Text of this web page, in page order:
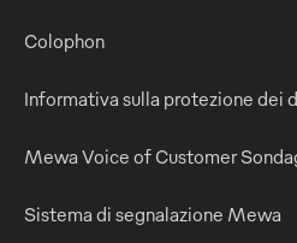
Colophon
Informativa sulla protezione dei
Mewa Voice of Customer
Sistema di segnalazione Mewa